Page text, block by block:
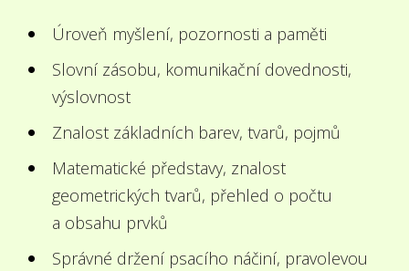
Úroveň myšlení, pozornosti a paměti
Slovní zásobu, komunikační dovednosti,
výslovnost
Znalost základních barev, tvarů, pojmů
Matematické představy, znalost
geometrických tvarů, přehled o počtu
a obsahu prvků
Správné držení psacího náčiní, pravolevou